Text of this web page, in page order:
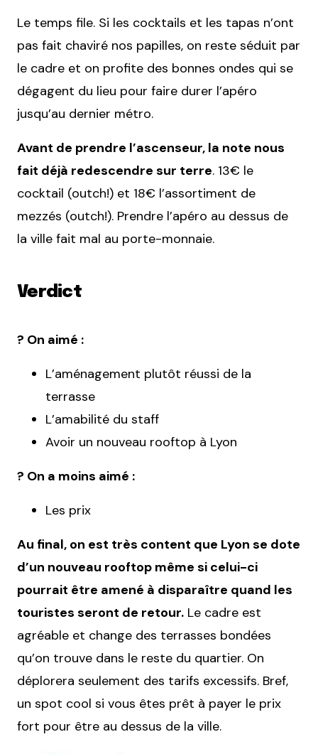
Le temps file. Si les cocktails et les tapas n’ont
pas fait chaviré nos papilles, on reste séduit par
le cadre et on profite des bonnes ondes qui se
dégagent du lieu pour faire durer l’apéro
jusqu’au dernier métro.
Avant de prendre l’ascenseur, la note nous
fait déjà redescendre sur terre. 13€ le
cocktail (outch!) et 18€ l’assortiment de
mezzés (outch!). Prendre l’apéro au dessus de
la ville fait mal au porte-monnaie.
Verdict
? On aimé :
L’aménagement plutôt réussi de la
terrasse
L’amabilité du staff
Avoir un nouveau rooftop à Lyon
? On a moins aimé :
Les prix
Au final, on est très content que Lyon se dote
d’un nouveau rooftop même si celui-ci
pourrait être amené à disparaître quand les
touristes seront de retour. Le cadre est
agréable et change des terrasses bondées
qu’on trouve dans le reste du quartier. On
déplorera seulement des tarifs excessifs. Bref,
un spot cool si vous êtes prêt à payer le prix
fort pour être au dessus de la ville.